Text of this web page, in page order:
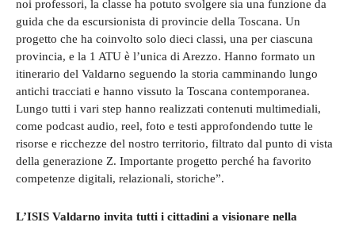
noi professori, la classe ha potuto svolgere sia una funzione da
guida che da escursionista di provincie della Toscana. Un
progetto che ha coinvolto solo dieci classi, una per ciascuna
provincia, e la 1 ATU è l’unica di Arezzo. Hanno formato un
itinerario del Valdarno seguendo la storia camminando lungo
antichi tracciati e hanno vissuto la Toscana contemporanea.
Lungo tutti i vari step hanno realizzati contenuti multimediali,
come podcast audio, reel, foto e testi approfondendo tutte le
risorse e ricchezze del nostro territorio, filtrato dal punto di vista
della generazione Z. Importante progetto perché ha favorito
competenze digitali, relazionali, storiche”.
L’ISIS Valdarno invita tutti i cittadini a visionare nella